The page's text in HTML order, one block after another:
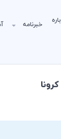
خبرنامه